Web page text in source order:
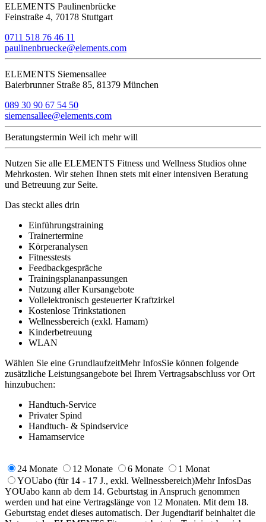
ELEMENTS Paulinenbrücke
Feinstraße 4, 70178 Stuttgart
0711 518 76 46 11
paulinenbruecke@elements.com
ELEMENTS Siemensallee
Baierbrunner Straße 85, 81379 München
089 30 90 67 54 50
siemensallee@elements.com
Beratungstermin Weil ich mehr will
Nutzen Sie alle ELEMENTS Fitness und Wellness Studios ohne
Mehrkosten. Wir stehen Ihnen stets mit einer intensiven Beratung
und Betreuung zur Seite.
Das steckt alles drin
Einführungstraining
Trainertermine
Körperanalysen
Fitnesstests
Feedbackgespräche
Trainingsplananpassungen
Nutzung aller Kursangebote
Vollelektronisch gesteuerter Kraftzirkel
Kostenlose Trinkstationen
Wellnessbereich (exkl. Hamam)
Kinderbetreuung
WLAN
Wählen Sie eine GrundlaufzeitMehr InfosSie können folgende
zusätzliche Leistungsangebote bei Ihrem Vertragsabschluss vor Ort
hinzubuchen:
Handtuch-Service
Privater Spind
Handtuch- & Spindservice
Hamamservice
24 Monate 12 Monate 6 Monate
1 Monat
YOUabo (für 14 - 17 J., exkl. Wellnessbereich)Mehr InfosDas
YOUabo kann ab dem 14. Geburtstag in Anspruch genommen
werden und hat eine Vertragslänge von 12 Monaten. Mit dem 18.
Geburtstag endet dieses automatisch. Der Jugendtarif beinhaltet die